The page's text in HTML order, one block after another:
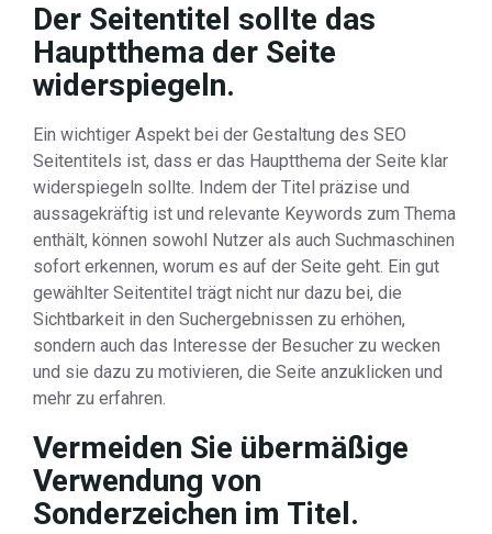
Der Seitentitel sollte das
Hauptthema der Seite
widerspiegeln.
Ein wichtiger Aspekt bei der Gestaltung des SEO
Seitentitels ist, dass er das Hauptthema der Seite klar
widerspiegeln sollte. Indem der Titel präzise und
aussagekräftig ist und relevante Keywords zum Thema
enthält, können sowohl Nutzer als auch Suchmaschinen
sofort erkennen, worum es auf der Seite geht. Ein gut
gewählter Seitentitel trägt nicht nur dazu bei, die
Sichtbarkeit in den Suchergebnissen zu erhöhen,
sondern auch das Interesse der Besucher zu wecken
und sie dazu zu motivieren, die Seite anzuklicken und
mehr zu erfahren.
Vermeiden Sie übermäßige
Verwendung von
Sonderzeichen im Titel.